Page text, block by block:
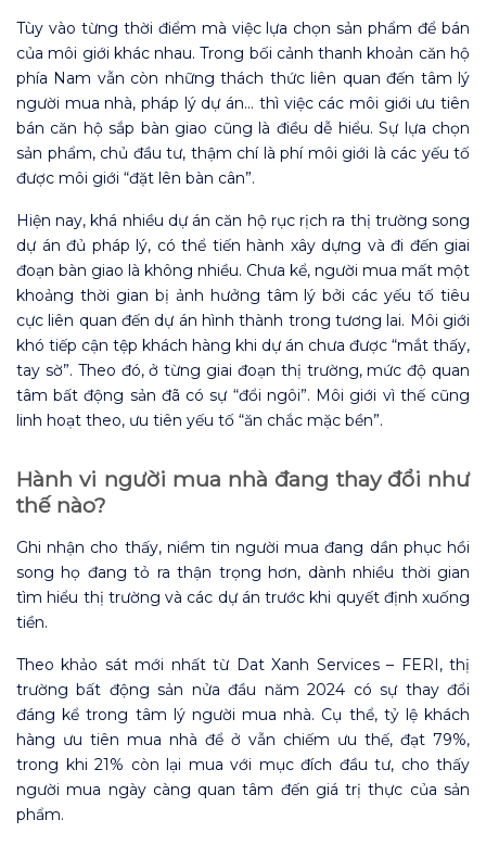
Tùy vào từng thời điểm mà việc lựa chọn sản phẩm để bán
của môi giới khác nhau. Trong bối cảnh thanh khoản căn hộ
phía Nam vẫn còn những thách thức liên quan đến tâm lý
người mua nhà, pháp lý dự án… thì việc các môi giới ưu tiên
bán căn hộ sắp bàn giao cũng là điều dễ hiểu. Sự lựa chọn
sản phẩm, chủ đầu tư, thậm chí là phí môi giới là các yếu tố
được môi giới “đặt lên bàn cân”.
Hiện nay, khá nhiều dự án căn hộ rục rịch ra thị trường song
dự án đủ pháp lý, có thể tiến hành xây dựng và đi đến giai
đoạn bàn giao là không nhiều. Chưa kể, người mua mất một
khoảng thời gian bị ảnh hưởng tâm lý bởi các yếu tố tiêu
cực liên quan đến dự án hình thành trong tương lai. Môi giới
khó tiếp cận tệp khách hàng khi dự án chưa được “mắt thấy,
tay sờ”. Theo đó, ở từng giai đoạn thị trường, mức độ quan
tâm bất động sản đã có sự “đổi ngôi”. Môi giới vì thế cũng
linh hoạt theo, ưu tiên yếu tố “ăn chắc mặc bền”.
Hành vi người mua nhà đang thay đổi như
thế nào?
Ghi nhận cho thấy, niềm tin người mua đang dần phục hồi
song họ đang tỏ ra thận trọng hơn, dành nhiều thời gian
tìm hiểu thị trường và các dự án trước khi quyết định xuống
tiền.
Theo khảo sát mới nhất từ Dat Xanh Services – FERI, thị
trường bất động sản nửa đầu năm 2024 có sự thay đổi
đáng kể trong tâm lý người mua nhà. Cụ thể, tỷ lệ khách
hàng ưu tiên mua nhà để ở vẫn chiếm ưu thế, đạt 79%,
trong khi 21% còn lại mua với mục đích đầu tư, cho thấy
người mua ngày càng quan tâm đến giá trị thực của sản
phẩm.